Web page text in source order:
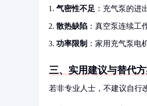
气密性不足 ：充气泵的进
散热缺陷 ：真空泵连续工
功率限制 ：家用充气泵电
三、实用建议与替代
若非专业人士，不建议自行